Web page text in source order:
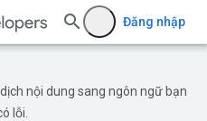
Đăng nhập
nội dung sang ngôn ngữ bạn
lỗi.